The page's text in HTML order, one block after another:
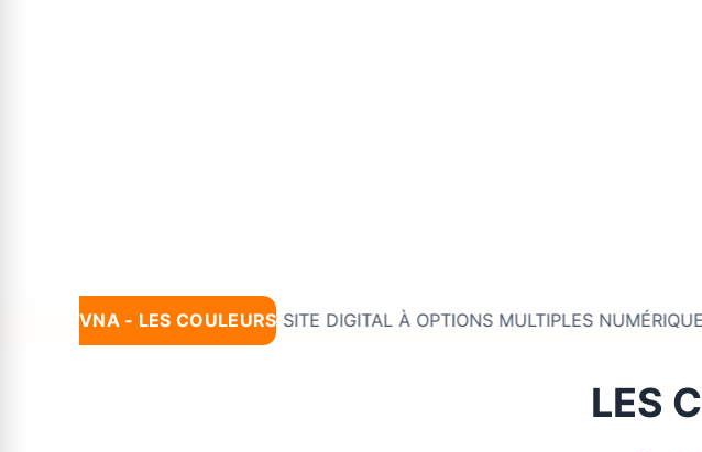
VNA - LES COULEURS
Nouveau :*#VNA INNOVATION: SITE DIGITAL À OPTIONS MULTIPLES
LES